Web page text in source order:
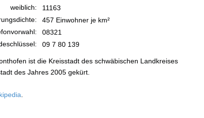
weiblich:
11163
457 Einwohner je km²
08321
09 7 80 139
ist die Kreisstadt des schwäbischen Landkreises
des Jahres 2005 gekürt.